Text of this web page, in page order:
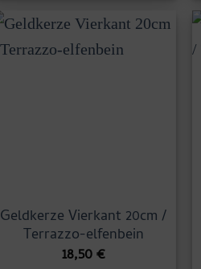
Geldkerze Vierkant 20cm /
Terrazzo-elfenbein
18,50€